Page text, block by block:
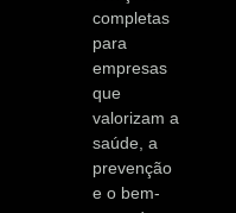
completas
para
empresas
que
valorizam a
saúde, a
prevenção
e o bem-